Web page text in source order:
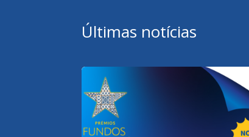
Últimas notícias